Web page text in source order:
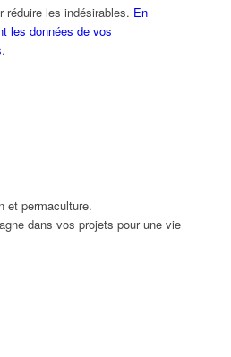
les indésirables. En
les données de vos
.
et permaculture.
dans vos projets pour une vie